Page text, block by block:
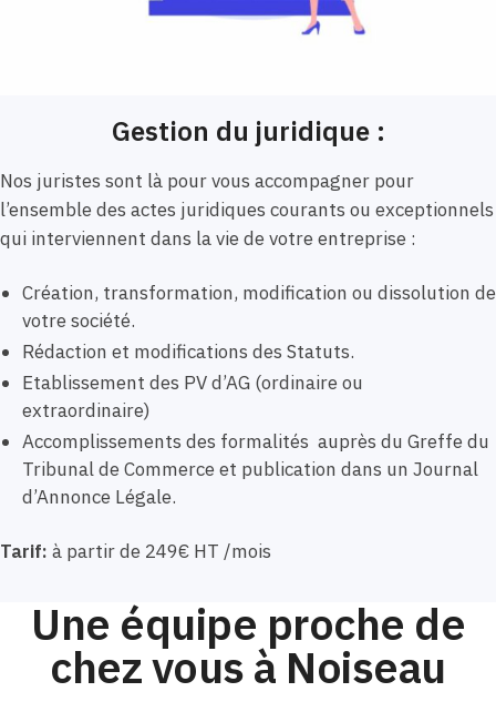
Gestion du juridique :
Nos juristes sont là pour vous accompagner pour
l’ensemble des actes juridiques courants ou exceptionnels
qui interviennent dans la vie de votre entreprise :
Création, transformation, modification ou dissolution de
votre société.
Rédaction et modifications des Statuts.
Etablissement des PV d’AG (ordinaire ou
extraordinaire)
Accomplissements des formalités auprès du Greffe du
Tribunal de Commerce et publication dans un Journal
d’Annonce Légale.
Tarif: à partir de 249€ HT /mois
Une équipe proche de
chez vous à Noiseau